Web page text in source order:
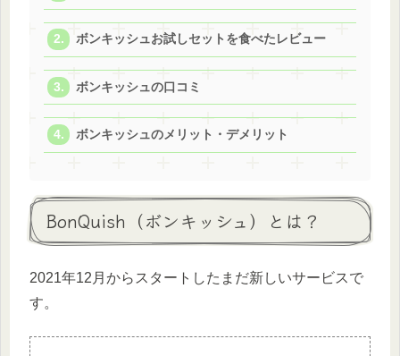
ボンキッシュお試しセットを食べたレビュー
ボンキッシュの口コミ
ボンキッシュのメリット・デメリット
BonQuish（ボンキッシュ）とは？
2021年12月からスタートしたまだ新しいサービスで
す。